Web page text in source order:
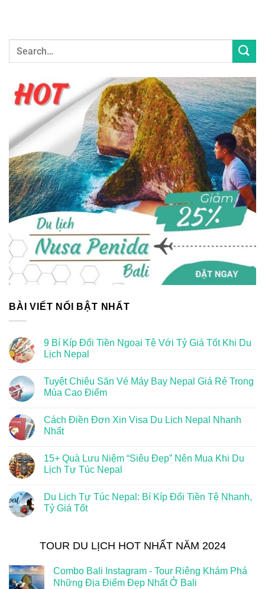
BÀI VIẾT NỔI BẬT NHẤT
9 Bí Kíp Đổi Tiền Ngoại Tệ Với Tỷ Giá Tốt Khi Du
Lịch Nepal
Tuyệt Chiêu Săn Vé Máy Bay Nepal Giá Rẻ Trong
Mùa Cao Điểm
Cách Điền Đơn Xin Visa Du Lịch Nepal Nhanh
Nhất
15+ Quà Lưu Niệm “Siêu Đẹp” Nên Mua Khi Du
Lịch Tự Túc Nepal
Du Lịch Tự Túc Nepal: Bí Kíp Đổi Tiền Tệ Nhanh,
Tỷ Giá Tốt
TOUR DU LỊCH HOT NHẤT NĂM 2024
Combo Bali Instagram - Tour Riêng Khám Phá
Những Địa Điểm Đẹp Nhất Ở Bali